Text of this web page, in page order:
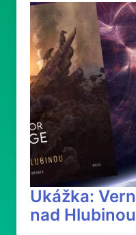
Ukážka:
nad Hlubinou